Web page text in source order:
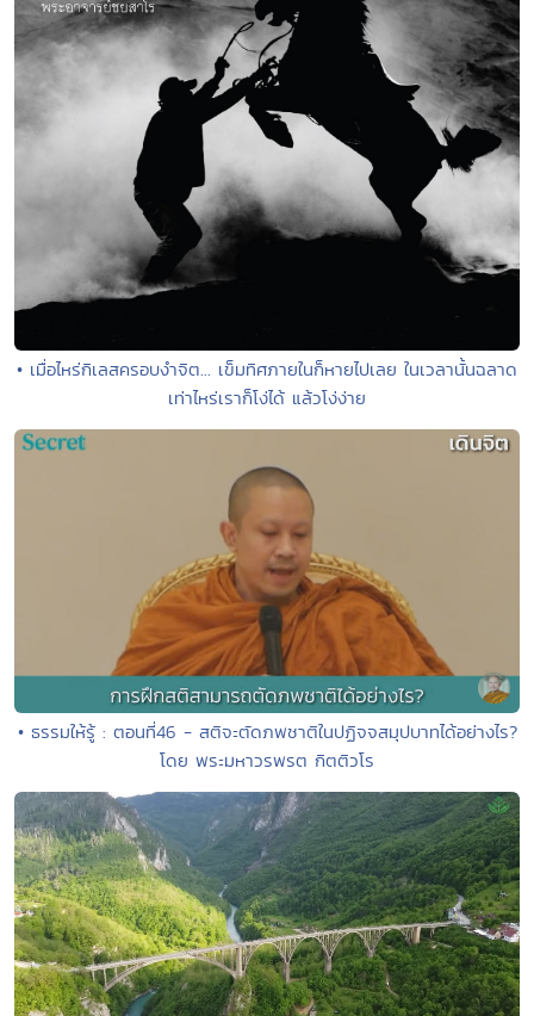
• เมื่อไหร่กิเลสครอบงำจิต... เข็มทิศภายในก็หายไปเลย ในเวลานั้นฉลาด
เท่าไหร่เราก็โง่ได้ แล้วโง่ง่าย
• ธรรมให้รู้ : ตอนที่46 - สติจะตัดภพชาติในปฏิจจสมุปบาทได้อย่างไร?
โดย พระมหาวรพรต กิตติวโร